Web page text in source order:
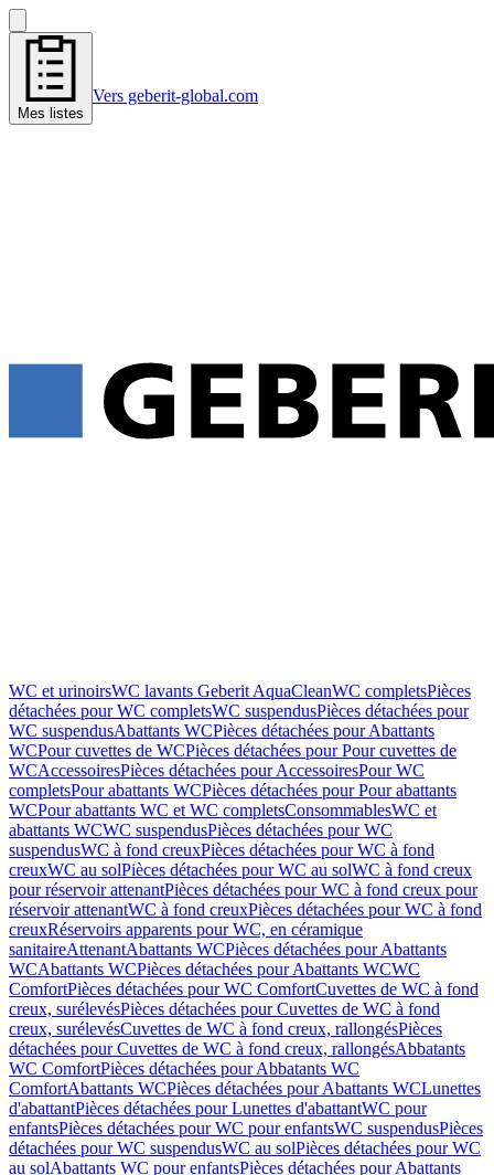
Mes listes
Vers geberit-global.com
WC et urinoirsWC lavants Geberit AquaCleanWC completsPièces
détachées pour WC completsWC suspendusPièces détachées pour
WC suspendusAbattants WCPièces détachées pour Abattants
WCPour cuvettes de WCPièces détachées pour Pour cuvettes de
WCAccessoiresPièces détachées pour AccessoiresPour WC
completsPour abattants WCPièces détachées pour Pour abattants
WCPour abattants WC et WC completsConsommablesWC et
abattants WCWC suspendusPièces détachées pour WC
suspendusWC à fond creuxPièces détachées pour WC à fond
creuxWC au solPièces détachées pour WC au solWC à fond creux
pour réservoir attenantPièces détachées pour WC à fond creux pour
réservoir attenantWC à fond creuxPièces détachées pour WC à fond
creuxRéservoirs apparents pour WC, en céramique
sanitaireAttenantAbattants WCPièces détachées pour Abattants
WCAbattants WCPièces détachées pour Abattants WCWC
ComfortPièces détachées pour WC ComfortCuvettes de WC à fond
creux, surélevésPièces détachées pour Cuvettes de WC à fond
creux, surélevésCuvettes de WC à fond creux, rallongésPièces
détachées pour Cuvettes de WC à fond creux, rallongésAbbatants
WC ComfortPièces détachées pour Abbatants WC
ComfortAbattants WCPièces détachées pour Abattants WCLunettes
d'abattantPièces détachées pour Lunettes d'abattantWC pour
enfantsPièces détachées pour WC pour enfantsWC suspendusPièces
détachées pour WC suspendusWC au solPièces détachées pour WC
au solAbattants WC pour enfantsPièces détachées pour Abattants